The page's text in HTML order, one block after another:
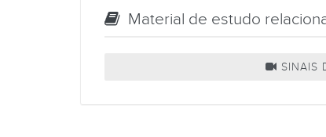
Material de estudo
SINAIS